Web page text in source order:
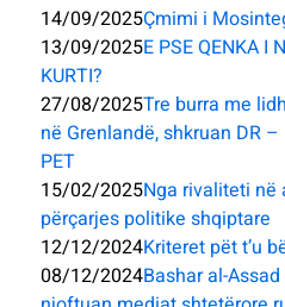
14/09/2025Çmimi i
13/09/2025E PSE QENKA I
KURTI?
27/08/2025Tre burra me
në Grenlandë, shkruan DR
PET
15/02/2025Nga rivaliteti në
përçarjes politike shqiptare
12/12/2024Kriteret pët t’u
08/12/2024Bashar al-